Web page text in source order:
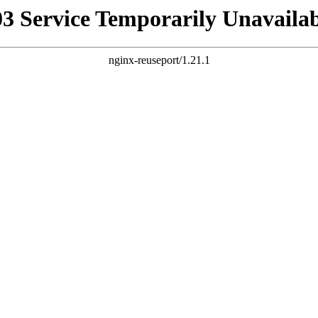
Service Temporarily
nginx-reuseport/1.21.1